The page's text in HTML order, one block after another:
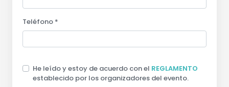
Teléfono *
He leído y estoy de acuerdo con el REGLAMENTO
establecido por los organizadores del evento.